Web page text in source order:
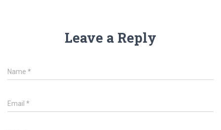
Leave a Reply
Name *
Email *